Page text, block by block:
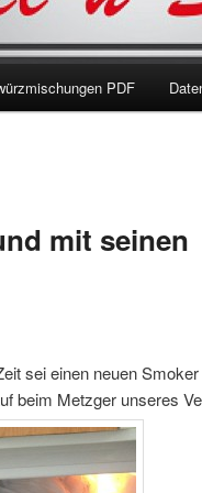
PDF
mit seinen
sei einen neuen
beim Metzger unseres